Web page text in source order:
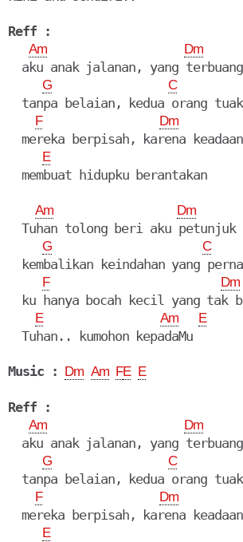
Reff :
Am Dm
  aku anak jalanan, yang terbuang
G C
tanpa belaian, kedua orang
F Dm
  mereka berpisah, karena keadaan
E
  membuat hidupku berantakan
Am Dm
  Tuhan tolong beri aku petunjuk
G C
kembalikan keindahan yang
F Dm
ku hanya bocah kecil yang tak
E Am E
  Tuhan.. kumohon kepadaMu
Music : Dm Am FE E
Reff :
Am Dm
  aku anak jalanan, yang terbuang
G C
tanpa belaian, kedua orang
F Dm
  mereka berpisah, karena keadaan
E